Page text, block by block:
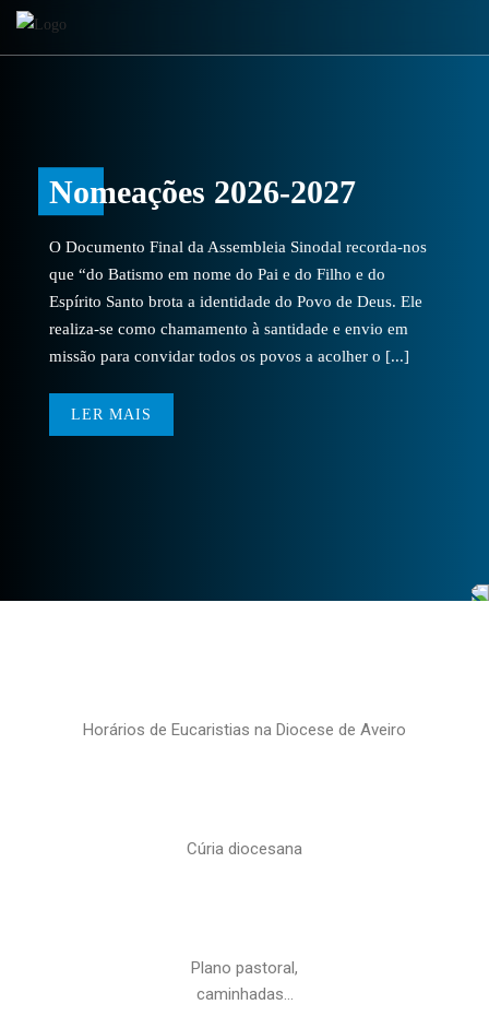
Nomeações 2026-2027
O Documento Final da Assembleia Sinodal recorda-nos
que “do Batismo em nome do Pai e do Filho e do
Espírito Santo brota a identidade do Povo de Deus. Ele
realiza-se como chamamento à santidade e envio em
missão para convidar todos os povos a acolher o [...]
LER MAIS
Horários de Eucaristias na Diocese de Aveiro
Cúria diocesana
Plano pastoral,
caminhadas…